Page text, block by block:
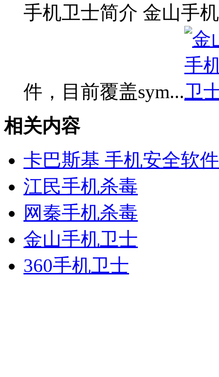
手机卫士简介 金山手
件，目前覆盖sym...
相关内容
卡巴斯基 手机安全软件
江民手机杀毒
网秦手机杀毒
金山手机卫士
360手机卫士